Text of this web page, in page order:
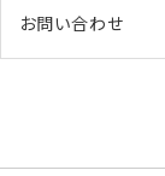
お問い合わせ